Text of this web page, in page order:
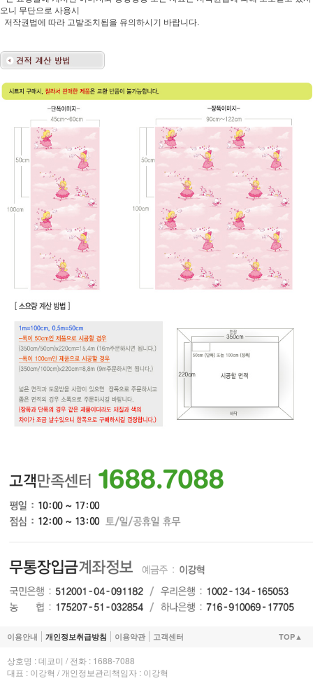
오니 무단으로 사용시
저작권법에 따라 고발조치됨을 유의하시기 바랍니다.
이용안내 개인정보취급방침 이용약관 고객센터 TOP▲
상호명 : 데코미 / 전화 : 1688-7088
대표 : 이강혁 / 개인정보관리책임자 : 이강혁